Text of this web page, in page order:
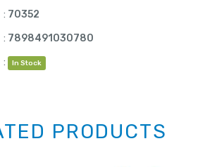
: 70352
: 7898491030780
: In Stock
PRODUCTS